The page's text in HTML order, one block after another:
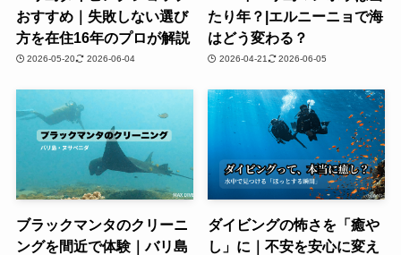
おすすめ｜失敗しない選び
方を在住16年のプロが解説
2026-05-20 2026-06-04
たり年？|エルニーニョで海
はどう変わる？
2026-04-21 2026-06-05
ブラックマンタのクリーニ
ングを間近で体験｜バリ島
ダイビングの怖さを「癒や
し」に｜不安を安心に変え